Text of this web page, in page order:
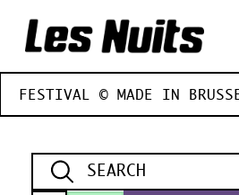
FESTIVAL © MADE IN